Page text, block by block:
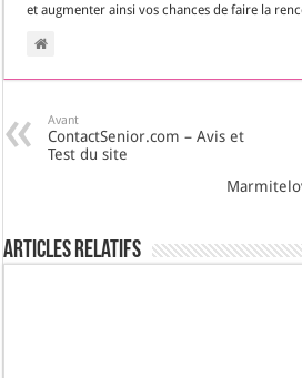
et augmenter ainsi vos chances de faire la
Avant
ContactSenior.com – Avis et
Test du site
Articles Relatifs